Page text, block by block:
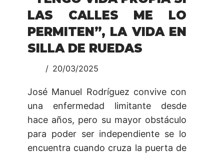
LAS CALLES ME LO
PERMITEN”, LA VIDA EN
SILLA DE RUEDAS
20/03/2025
José Manuel Rodríguez convive con
una enfermedad limitante desde
hace años, pero su mayor obstáculo
para poder ser independiente se lo
encuentra cuando cruza la puerta de